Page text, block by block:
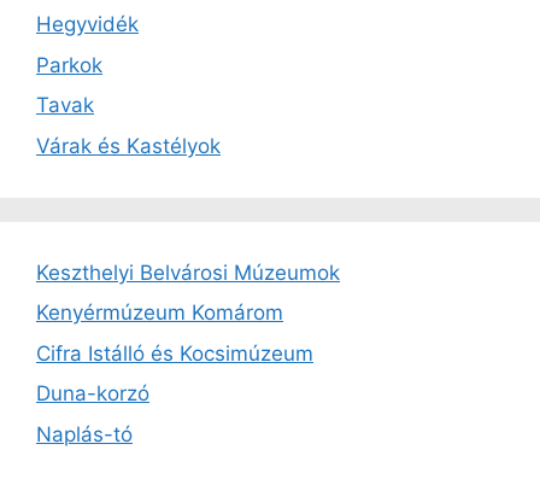
Hegyvidék
Parkok
Tavak
Várak és Kastélyok
Keszthelyi Belvárosi Múzeumok
Kenyérmúzeum Komárom
Cifra Istálló és Kocsimúzeum
Duna-korzó
Naplás-tó